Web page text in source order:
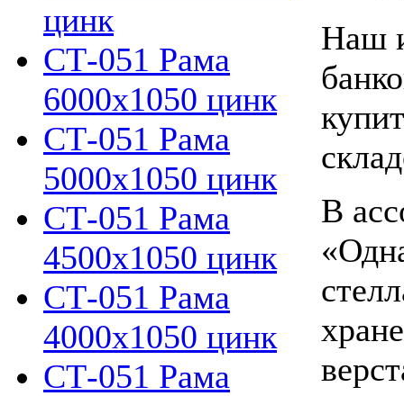
цинк
СТ-051 Рама
6000х1050 цинк
СТ-051 Рама
5000х1050 цинк
СТ-051 Рама
4500х1050 цинк
СТ-051 Рама
4000х1050 цинк
СТ-051 Рама
Наш
В